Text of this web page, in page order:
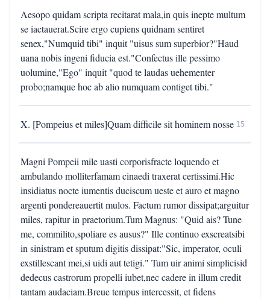
Aesopo quidam scripta recitarat mala,in quis inepte multum
se iactauerat.Scire ergo cupiens quidnam sentiret
senex,"Numquid tibi" inquit "uisus sum superbior?"Haud
uana nobis ingeni fiducia est."Confectus ille pessimo
uolumine,"Ego" inquit "quod te laudas uehementer
probo;namque hoc ab alio numquam contiget tibi."
X. [Pompeius et miles]Quam difficile sit hominem nosse 15
Magni Pompeii mile uasti corporisfracte loquendo et
ambulando molliterfamam cinaedi traxerat certissimi.Hic
insidiatus nocte iumentis duciscum ueste et auro et magno
argenti pondereauertit mulos. Factum rumor dissipat;arguitur
miles, rapitur in praetorium.Tum Magnus: "Quid ais? Tune
me, commilito,spoliare es ausus?" Ille continuo exscreatsibi
in sinistram et sputum digitis dissipat:"Sic, imperator, oculi
exstillescant mei,si uidi aut tetigi." Tum uir animi simplicisid
dedecus castrorum propelli iubet,nec cadere in illum credit
tantam audaciam.Breue tempus intercessit, et fidens